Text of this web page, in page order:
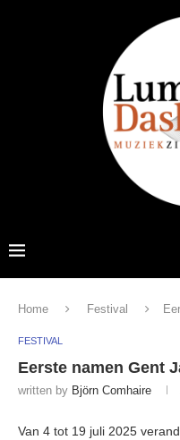
Home Festival
FESTIVAL
Eerste namen Gent
written by Björn Comhaire
Van 4 tot 19 juli 2025